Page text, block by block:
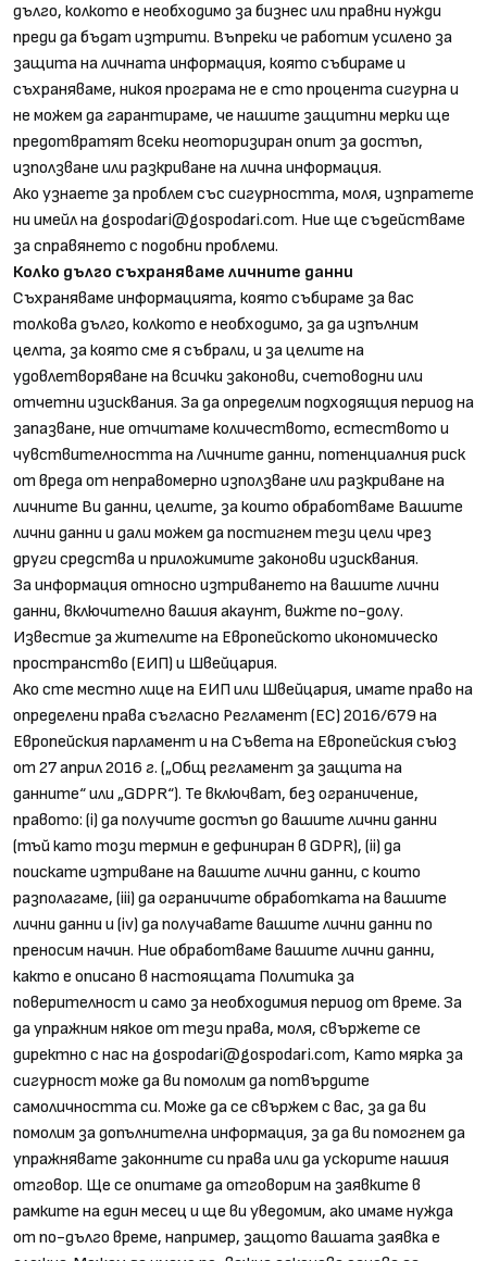
дълго, колкото е необходимо за бизнес или правни нужди
преди да бъдат изтрити. Въпреки че работим усилено за
защита на личната информация, която събираме и
съхраняваме, никоя програма не е сто процента сигурна и
не можем да гарантираме, че нашите защитни мерки ще
предотвратят всеки неоторизиран опит за достъп,
използване или разкриване на лична информация.
Ако узнаете за проблем със сигурността, моля, изпратете
ни имейл наgospodari@gospodari.com. Ние ще съдействаме
за справянето с подобни проблеми.
Колко дълго съхраняваме личните данни
Съхраняваме информацията, която събираме за вас
толкова дълго, колкото е необходимо, за да изпълним
целта, за която сме я събрали, и за целите на
удовлетворяване на всички законови, счетоводни или
отчетни изисквания. За да определим подходящия период на
запазване, ние отчитаме количеството, естеството и
чувствителността на Личните данни, потенциалния риск
от вреда от неправомерно използване или разкриване на
личните Ви данни, целите, за които обработваме Вашите
лични данни и дали можем да постигнем тези цели чрез
други средства и приложимите законови изисквания.
За информация относно изтриването на вашите лични
данни, включително вашия акаунт, вижте по-долу.
Известие за жителите на Европейското икономическо
пространство (ЕИП) и Швейцария.
Ако сте местно лице на ЕИП или Швейцария, имате право на
определени права съгласно Регламент (ЕС) 2016/679 на
Европейския парламент и на Съвета на Европейския съюз
от 27 април 2016 г. („Общ регламент за защита на
данните“ или „GDPR“). Те включват, без ограничение,
правото: (i) да получите достъп до вашите лични данни
(тъй като този термин е дефиниран в GDPR), (ii) да
поискате изтриване на вашите лични данни, с които
разполагаме, (iii) да ограничите обработката на вашите
лични данни и (iv) да получавате вашите лични данни по
преносим начин. Ние обработваме вашите лични данни,
както е описано в настоящата Политика за
поверителност и само за необходимия период от време. За
да упражним някое от тези права, моля, свържете се
директно с нас наgospodari@gospodari.com, Като мярка за
сигурност може да ви помолим да потвърдите
самоличността си. Може да се свържем с вас, за да ви
помолим за допълнителна информация, за да ви помогнем да
упражнявате законните си права или да ускорите нашия
отговор. Ще се опитаме да отговорим на заявките в
рамките на един месец и ще ви уведомим, ако имаме нужда
от по-дълго време, например, защото вашата заявка е